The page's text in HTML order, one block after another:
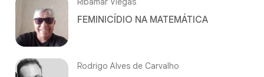
FEMINICÍDIO NA MATEMÁTICA
Rodrigo Alves de Carvalho